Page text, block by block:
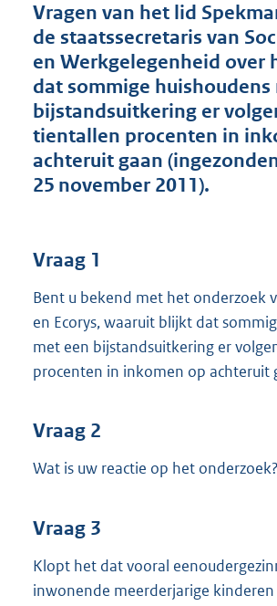
d
s
g
r
o
o
t
Vragen van het lid
de staatssecretaris van
en Werkgelegenheid over
dat sommige huishoudens
bijstandsuitkering er
tientallen procenten in
achteruit gaan
25 november 2011).
Vraag 1
Bent u bekend met het onderzoek
en Ecorys, waaruit blijkt dat
met een bijstandsuitkering er
procenten in inkomen op achteruit
Vraag 2
Wat is uw reactie op het onderzoek?
Vraag 3
Klopt het dat vooral
inwonende meerderjarige